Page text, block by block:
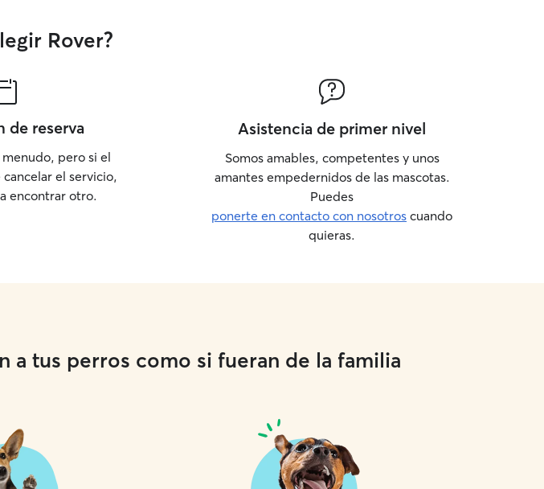
Rover?
de reserva
pero si el
el servicio,
encontrar otro.
Asistencia de primer nivel
Somos amables, competentes y unos
amantes empedernidos de las mascotas.
Puedes
ponerte en contacto con nosotros cuando
quieras.
a tus perros como si fueran de la familia